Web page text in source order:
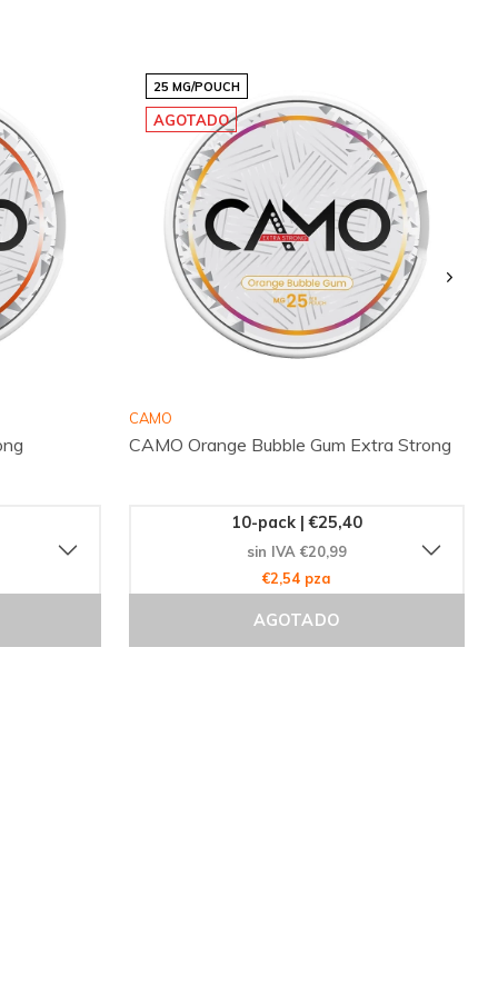
25 MG/POUCH
AGOTADO
CAMO
CAMO Orange Bubble Gum Extra Strong
10-pack | €25,40
sin IVA €20,99
€2,54 pza
AGOTADO